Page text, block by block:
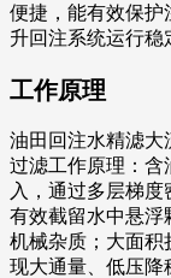
便捷，能有效保护
升回注系统运行稳
工作原理
油田回注水精滤大
过滤工作原理：含
入，通过多层梯度
有效截留水中悬浮
机械杂质；大面积
现大通量、低压降